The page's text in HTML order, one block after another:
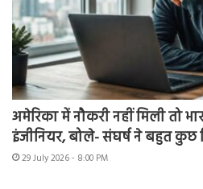
अमेरिका में नौकरी नहीं मिली तो
इंजीनियर, बोले- संघर्ष ने बहुत कुछ
29 July 2026 - 8:00 PM